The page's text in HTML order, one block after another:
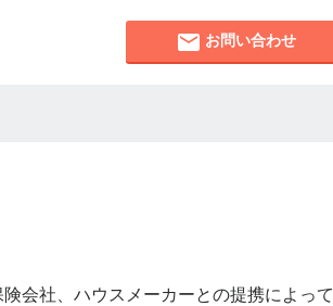
お問い合わせ
会社、ハウスメーカーとの提携によって